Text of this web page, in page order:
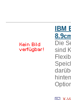
IBM
Die
sind